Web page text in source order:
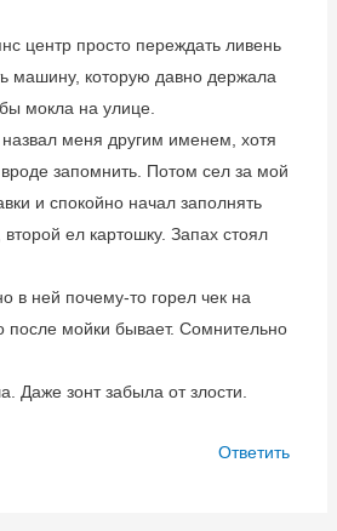
центр просто переждать ливень
машину, которую давно держала
мокла на улице.
меня другим именем, хотя
запомнить. Потом сел за мой
и спокойно начал заполнять
ел картошку. Запах стоял
в ней почему-то горел чек на
после мойки бывает. Сомнительно
Даже зонт забыла от злости.
Ответить